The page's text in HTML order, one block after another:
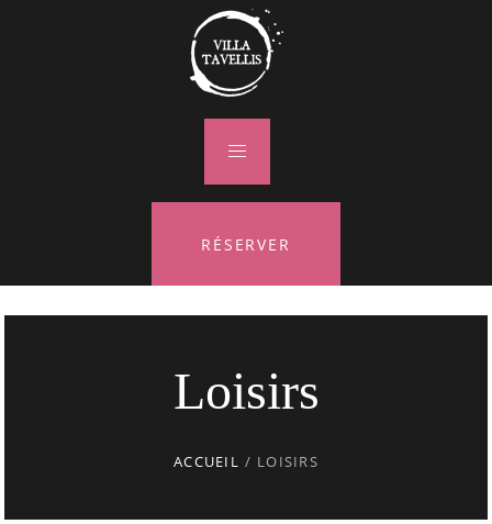
RÉSERVER
Loisirs
ACCUEIL / LOISIRS